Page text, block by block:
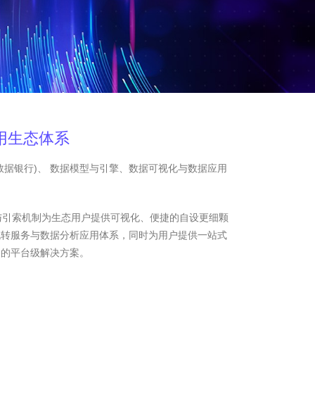
生态体系
银行)、 数据模型与引擎、数据可视化与数据应用
索机制为生态用户提供可视化、便捷的自设更细颗
服务与数据分析应用体系，同时为用户提供一站式
平台级解决方案。